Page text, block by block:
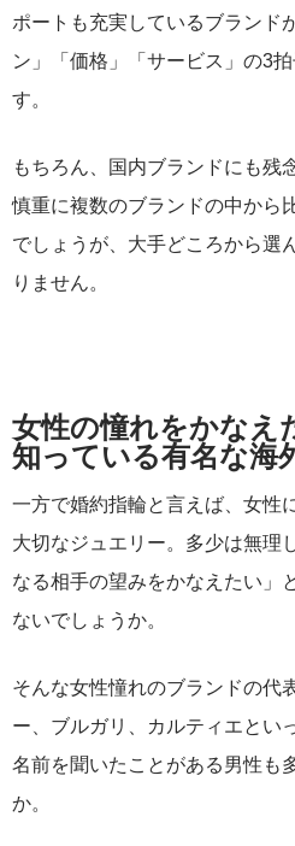
ポートも充実しているブランド
ン」「価格」「サービス」の3
す。
もちろん、国内ブランドにも残
慎重に複数のブランドの中から
でしょうが、大手どころから選
りません。
女性の憧れをかなえ
知っている有名な海
一方で婚約指輪と言えば、女性
大切なジュエリー。多少は無理
なる相手の望みをかなえたい」
ないでしょうか。
そんな女性憧れのブランドの代
ー、ブルガリ、カルティエとい
名前を聞いたことがある男性も
か。